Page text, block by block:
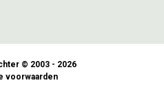
© 2003 - 2026
voorwaarden